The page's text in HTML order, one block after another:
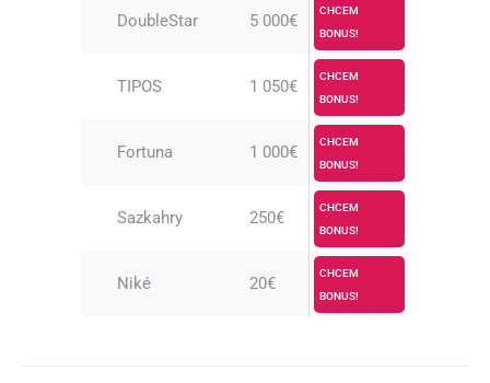
DoubleStar 5 000€
CHCEM
BONUS!
TIPOS 1 050€
CHCEM
BONUS!
Fortuna 1 000€
CHCEM
BONUS!
Sazkahry 250€
CHCEM
BONUS!
Niké 20€
CHCEM
BONUS!